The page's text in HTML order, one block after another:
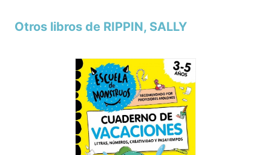
Otros libros de RIPPIN, SALLY